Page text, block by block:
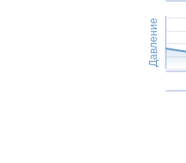
Давление